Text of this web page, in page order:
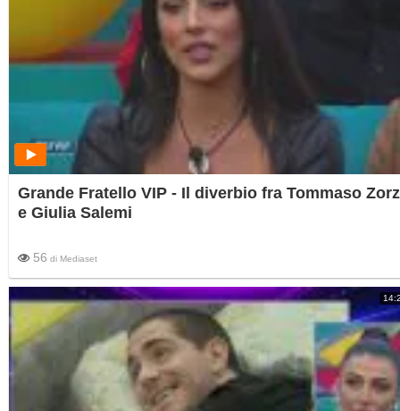
Grande Fratello VIP - Il diverbio fra Tommaso
e Giulia Salemi
56 di Mediaset